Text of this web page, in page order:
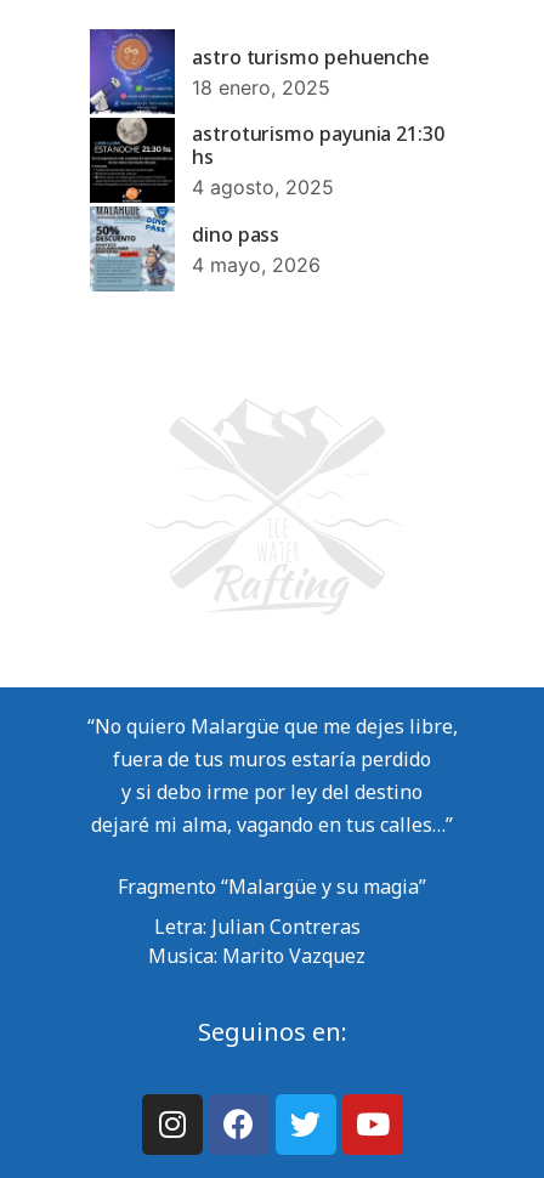
astro turismo pehuenche
18 enero, 2025
astroturismo payunia 21:30
hs
4 agosto, 2025
dino pass
4 mayo, 2026
“No quiero Malargüe que me dejes libre,
fuera de tus muros estaría perdido
y si debo irme por ley del destino
dejaré mi alma, vagando en tus calles…”
Fragmento “Malargüe y su magia”
Letra: Julian Contreras
Musica: Marito Vazquez
Seguinos en: